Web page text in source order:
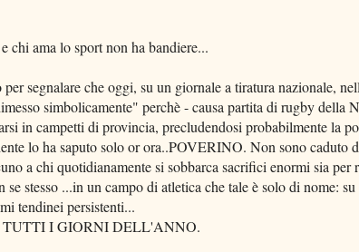
chi ama lo sport non ha bandiere...
segnalare che oggi, su un giornale a tiratura nazionale,
simbolicamente" perchè - causa partita di rugby della
in campetti di provincia, precludendosi probabilmente la
lo ha saputo solo or ora..POVERINO. Non sono caduto
a chi quotidianamente si sobbarca sacrifici enormi sia
se stesso ...in un campo di atletica che tale è solo di nome:
tendinei persistenti...
I GIORNI DELL'ANNO.